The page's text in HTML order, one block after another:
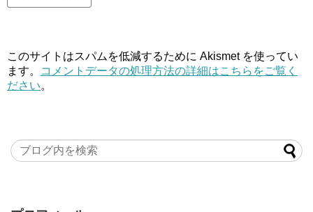
このサイトはスパムを低減するために Akismet を使ってい
ます。
コメントデータの処理方法の詳細はこちらをご覧く
ださい。